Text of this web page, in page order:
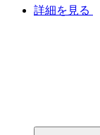
詳細を見る